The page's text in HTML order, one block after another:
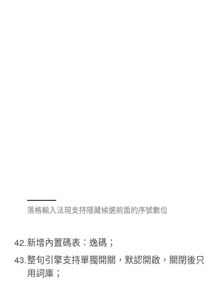
落格輸入法現支持隱藏候選前面的序號數位
新增內置碼表：逸碼；
整句引擎支持單獨開關，默認開啟，關閉後只
用詞庫；